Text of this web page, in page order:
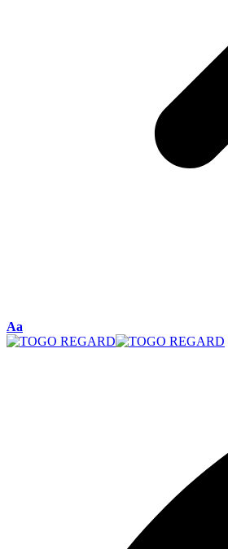
Font
Resizer
Aa